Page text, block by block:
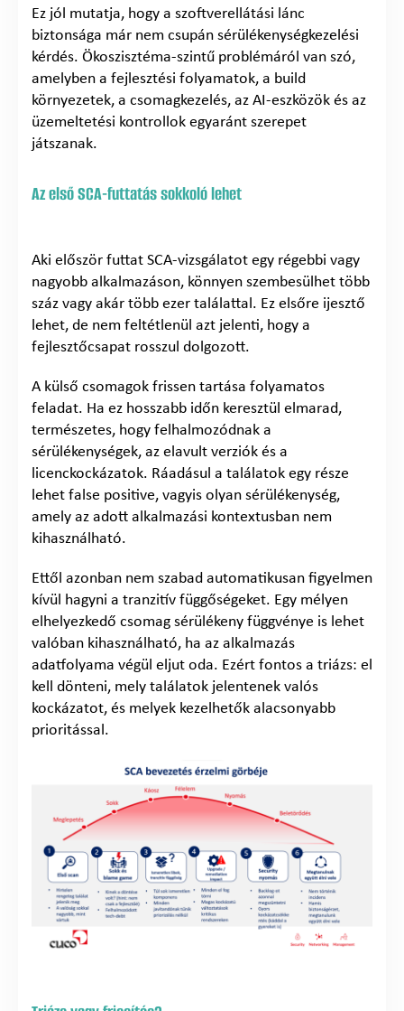
Ez jól mutatja, hogy a szoftverellátási lánc
biztonsága már nem csupán sérülékenységkezelési
kérdés. Ökoszisztéma-szintű problémáról van szó,
amelyben a fejlesztési folyamatok, a build
környezetek, a csomagkezelés, az AI-eszközök és az
üzemeltetési kontrollok egyaránt szerepet
játszanak.
Az első SCA-futtatás sokkoló lehet
Aki először futtat SCA-vizsgálatot egy régebbi vagy
nagyobb alkalmazáson, könnyen szembesülhet több
száz vagy akár több ezer találattal. Ez elsőre ijesztő
lehet, de nem feltétlenül azt jelenti, hogy a
fejlesztőcsapat rosszul dolgozott.
A külső csomagok frissen tartása folyamatos
feladat. Ha ez hosszabb időn keresztül elmarad,
természetes, hogy felhalmozódnak a
sérülékenységek, az elavult verziók és a
licenckockázatok. Ráadásul a találatok egy része
lehet false positive, vagyis olyan sérülékenység,
amely az adott alkalmazási kontextusban nem
kihasználható.
Ettől azonban nem szabad automatikusan figyelmen
kívül hagyni a tranzitív függőségeket. Egy mélyen
elhelyezkedő csomag sérülékeny függvénye is lehet
valóban kihasználható, ha az alkalmazás
adatfolyama végül eljut oda. Ezért fontos a triázs: el
kell dönteni, mely találatok jelentenek valós
kockázatot, és melyek kezelhetők alacsonyabb
prioritással.